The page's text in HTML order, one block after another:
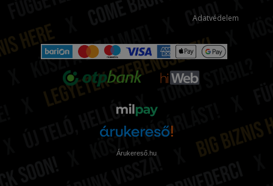
Adatvédelem
Árukereső.hu